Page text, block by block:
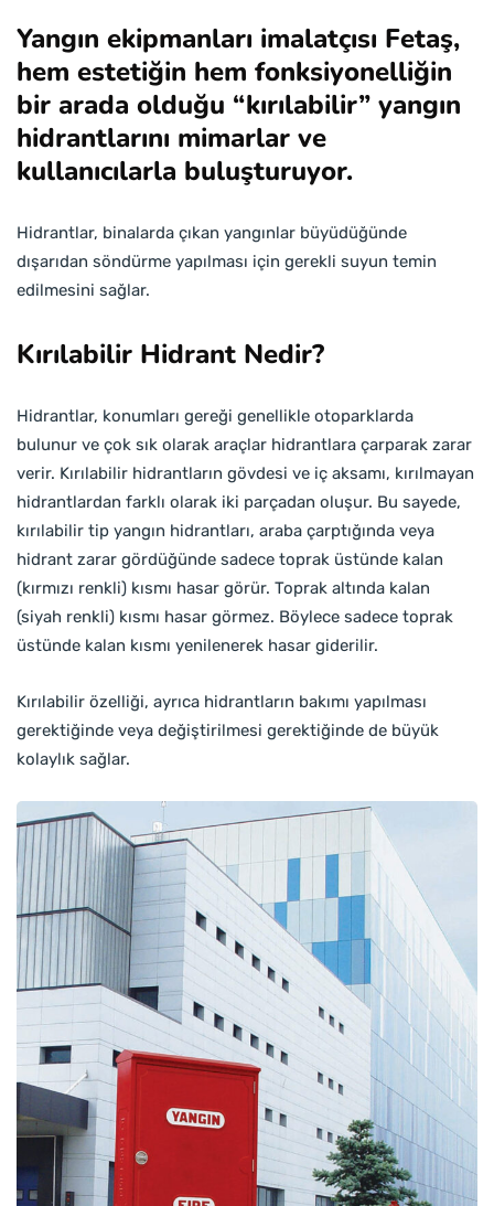
Yangın ekipmanları imalatçısı Fetaş,
hem estetiğin hem fonksiyonelliğin
bir arada olduğu “kırılabilir” yangın
hidrantlarını mimarlar ve
kullanıcılarla buluşturuyor.
Hidrantlar, binalarda çıkan yangınlar büyüdüğünde
dışarıdan söndürme yapılması için gerekli suyun temin
edilmesini sağlar.
Kırılabilir Hidrant Nedir?
Hidrantlar, konumları gereği genellikle otoparklarda
bulunur ve çok sık olarak araçlar hidrantlara çarparak zarar
verir. Kırılabilir hidrantların gövdesi ve iç aksamı, kırılmayan
hidrantlardan farklı olarak iki parçadan oluşur. Bu sayede,
kırılabilir tip yangın hidrantları, araba çarptığında veya
hidrant zarar gördüğünde sadece toprak üstünde kalan
(kırmızı renkli) kısmı hasar görür. Toprak altında kalan
(siyah renkli) kısmı hasar görmez. Böylece sadece toprak
üstünde kalan kısmı yenilenerek hasar giderilir.
Kırılabilir özelliği, ayrıca hidrantların bakımı yapılması
gerektiğinde veya değiştirilmesi gerektiğinde de büyük
kolaylık sağlar.